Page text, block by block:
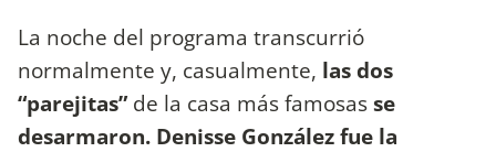
La noche del programa transcurrió
normalmente y, casualmente, las dos
“parejitas”de la casa más famosasse
desarmaron. Denisse González fue la